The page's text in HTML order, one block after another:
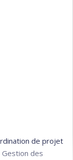
de projet
des